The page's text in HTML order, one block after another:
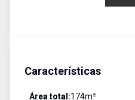
Características
Área total:174m²